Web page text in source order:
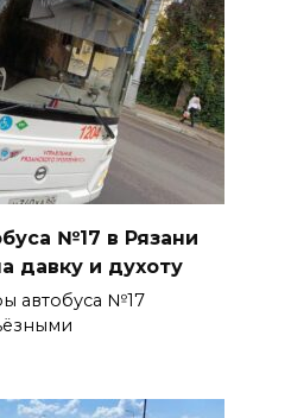
№17 в Рязани
давку и духоту
автобуса №17